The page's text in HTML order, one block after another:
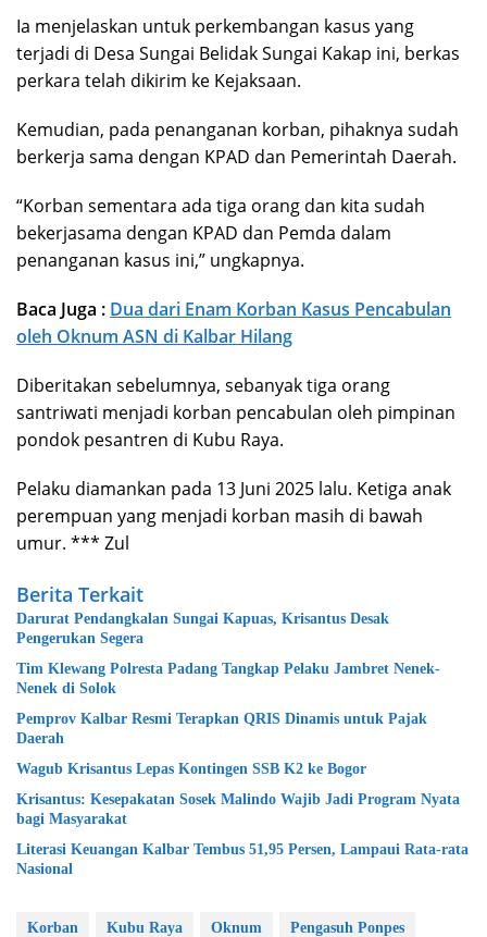
Ia menjelaskan untuk perkembangan kasus yang
terjadi di Desa Sungai Belidak Sungai Kakap ini, berkas
perkara telah dikirim ke Kejaksaan.
Kemudian, pada penanganan korban, pihaknya sudah
berkerja sama dengan KPAD dan Pemerintah Daerah.
“Korban sementara ada tiga orang dan kita sudah
bekerjasama dengan KPAD dan Pemda dalam
penanganan kasus ini,” ungkapnya.
Baca Juga : Dua dari Enam Korban Kasus Pencabulan
oleh Oknum ASN di Kalbar Hilang
Diberitakan sebelumnya, sebanyak tiga orang
santriwati menjadi korban pencabulan oleh pimpinan
pondok pesantren di Kubu Raya.
Pelaku diamankan pada 13 Juni 2025 lalu. Ketiga anak
perempuan yang menjadi korban masih di bawah
umur. *** Zul
Berita Terkait
Darurat Pendangkalan Sungai Kapuas, Krisantus Desak
Pengerukan Segera
Tim Klewang Polresta Padang Tangkap Pelaku Jambret Nenek-
Nenek di Solok
Pemprov Kalbar Resmi Terapkan QRIS Dinamis untuk Pajak
Daerah
Wagub Krisantus Lepas Kontingen SSB K2 ke Bogor
Krisantus: Kesepakatan Sosek Malindo Wajib Jadi Program Nyata
bagi Masyarakat
Literasi Keuangan Kalbar Tembus 51,95 Persen, Lampaui Rata-rata
Nasional
Korban Kubu Raya Oknum Pengasuh Ponpes